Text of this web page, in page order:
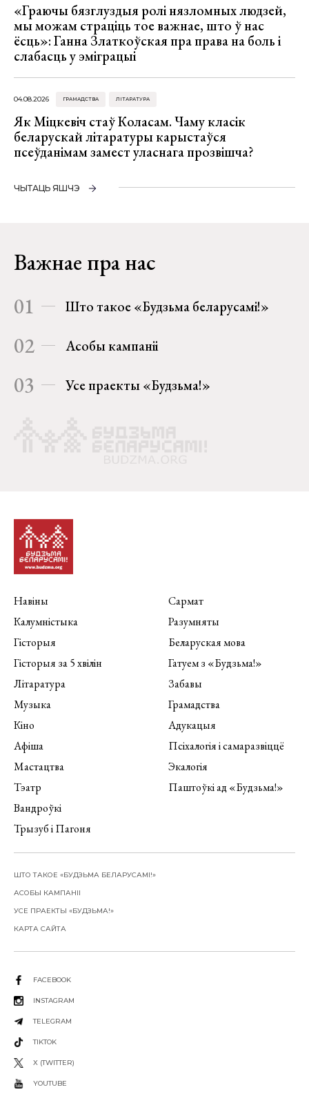
«Граючы бязглуздыя ролі нязломных людзей,
мы можам страціць тое важнае, што ў нас
ёсць»: Ганна Златкоўская пра права на боль і
слабасць у эміграцыі
04.08.2026 ГРАМАДСТВА ЛІТАРАТУРА
Як Міцкевіч стаў Коласам. Чаму класік
беларускай літаратуры карыстаўся
псеўданімам замест уласнага прозвішча?
ЧЫТАЦЬ ЯШЧЭ
Важнае пра нас
01 Што такое «Будзьма беларусамі!»
02 Асобы кампаніі
03 Усе праекты «Будзьма!»
Навіны
Калумністыка
Гісторыя
Гісторыя за 5 хвілін
Літаратура
Музыка
Кіно
Афіша
Мастацтва
Тэатр
Вандроўкі
Трызуб і Пагоня
Сармат
Разумняты
Беларуская мова
Гатуем з «Будзьма!»
Забавы
Грамадства
Адукацыя
Псіхалогія і самаразвіццё
Экалогія
Паштоўкі ад «Будзьма!»
ШТО ТАКОЕ «БУДЗЬМА БЕЛАРУСАМІ!»
АСОБЫ КАМПАНІІ
УСЕ ПРАЕКТЫ «БУДЗЬМА!»
КАРТА САЙТА
FACEBOOK
INSTAGRAM
TELEGRAM
TIKTOK
X (TWITTER)
YOUTUBE